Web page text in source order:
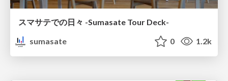
スマサテでの日々 -Sumasate Tour Deck-
sumasate
0 1.2k